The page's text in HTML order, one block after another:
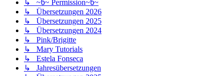
↳ ~წ~ Permission~წ~
↳ Übersetzungen 2026
↳ Übersetzungen 2025
↳ Übersetzungen 2024
↳ Pink/Brigitte
↳ Mary Tutorials
↳ Estela Fonseca
↳ Jahresübersetzungen